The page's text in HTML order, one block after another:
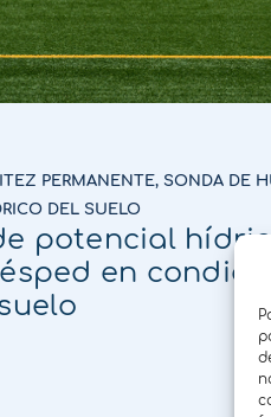
PERMANENTE, SONDA DE
DEL SUELO
potencial
en